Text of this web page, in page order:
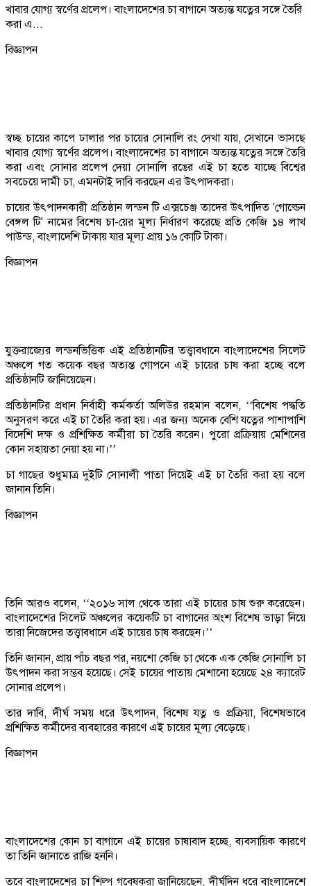
খাবার যোগ্য স্বর্ণের প্রলেপ। বাংলাদেশের চা বাগানে অত্যন্ত যত্নের সঙ্গে তৈরি
করা এ...
বিজ্ঞাপন
স্বচ্ছ চায়ের কাপে ঢালার পর চায়ের সোনালি রং দেখা যায়, সেখানে ভাসছে
খাবার যোগ্য স্বর্ণের প্রলেপ। বাংলাদেশের চা বাগানে অত্যন্ত যত্নের সঙ্গে তৈরি
করা এবং সোনার প্রলেপ দেয়া সোনালি রঙের এই চা হতে যাচ্ছে বিশ্বের
সবচেয়ে দামী চা, এমনটাই দাবি করছেন এর উৎপাদকরা।
চায়ের উৎপাদনকারী প্রতিষ্ঠান লন্ডন টি এক্সচেঞ্জ তাদের উৎপাদিত 'গোল্ডেন
বেঙ্গল টি' নামের বিশেষ চা-য়ের মূল্য নির্ধারণ করেছে প্রতি কেজি ১৪ লাখ
পাউন্ড, বাংলাদেশি টাকায় যার মূল্য প্রায় ১৬ কোটি টাকা।
বিজ্ঞাপন
যুক্তরাজ্যের লন্ডনভিত্তিক এই প্রতিষ্ঠানটির তত্ত্বাবধানে বাংলাদেশের সিলেট
অঞ্চলে গত কয়েক বছর অত্যন্ত গোপনে এই চায়ের চাষ করা হচ্ছে বলে
প্রতিষ্ঠানটি জানিয়েছেন।
প্রতিষ্ঠানটির প্রধান নির্বাহী কর্মকর্তা অলিউর রহমান বলেন, ‘‘বিশেষ পদ্ধতি
অনুসরণ করে এই চা তৈরি করা হয়। এর জন্য অনেক বেশি যত্নের পাশাপাশি
বিদেশি দক্ষ ও প্রশিক্ষিত কর্মীরা চা তৈরি করেন। পুরো প্রক্রিয়ায় মেশিনের
কোন সহায়তা নেয়া হয় না।’’
চা গাছের শুধুমাত্র দুইটি সোনালী পাতা দিয়েই এই চা তৈরি করা হয় বলে
জানান তিনি।
বিজ্ঞাপন
তিনি আরও বলেন, ‘‘২০১৬ সাল থেকে তারা এই চায়ের চাষ শুরু করেছেন।
বাংলাদেশের সিলেট অঞ্চলের কয়েকটি চা বাগানের অংশ বিশেষ ভাড়া নিয়ে
তারা নিজেদের তত্ত্বাবধানে এই চায়ের চাষ করছেন।’’
তিনি জানান, প্রায় পাঁচ বছর পর, নয়শো কেজি চা থেকে এক কেজি সোনালি চা
উৎপাদন করা সম্ভব হয়েছে। সেই চায়ের পাতায় মেশানো হয়েছে ২৪ ক্যারেট
সোনার প্রলেপ।
তার দাবি, দীর্ঘ সময় ধরে উৎপাদন, বিশেষ যত্ন ও প্রক্রিয়া, বিশেষভাবে
প্রশিক্ষিত কর্মীদের ব্যবহারের কারণে এই চায়ের মূল্য বেড়েছে।
বিজ্ঞাপন
বাংলাদেশের কোন চা বাগানে এই চায়ের চাষাবাদ হচ্ছে, ব্যবসায়িক কারণে
তা তিনি জানাতে রাজি হননি।
তবে বাংলাদেশের চা শিল্প গবেষকরা জানিয়েছেন, দীর্ঘদিন ধরে বাংলাদেশে